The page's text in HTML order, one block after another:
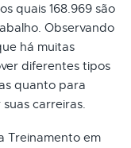
quais 168.969 são
Observando
há muitas
diferentes tipos
quanto para
carreiras.
Treinamento em